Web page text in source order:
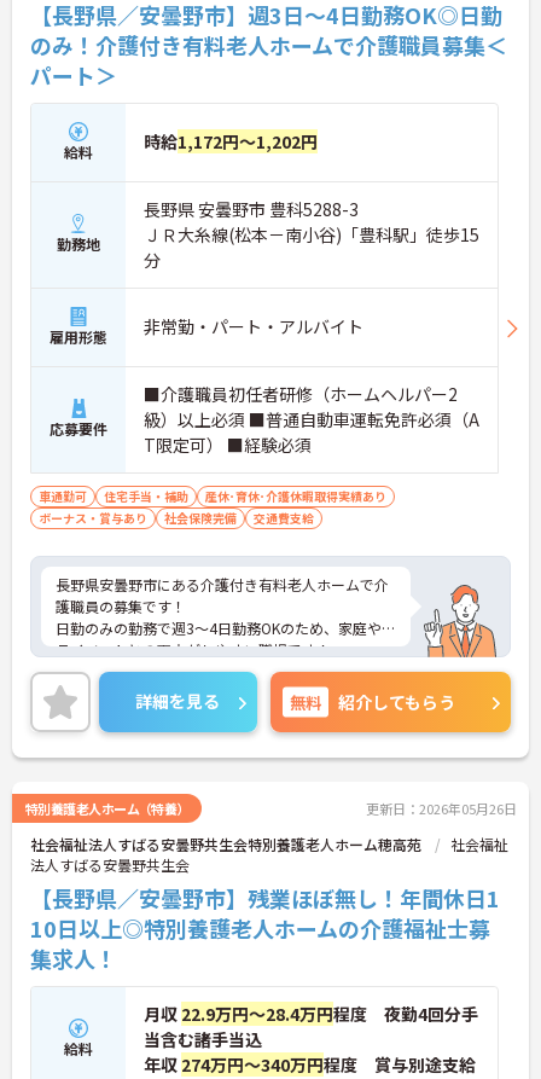
【長野県／安曇野市】週3日～4日勤務OK◎日勤
のみ！介護付き有料老人ホームで介護職員募集＜
パート＞
給料 時給1,172円～1,202円
勤務地
長野県 安曇野市 豊科5288-3
ＪＲ大糸線(松本－南小谷)「豊科駅」徒歩15
分
雇用形態 非常勤・パート・アルバイト
応募要件
■介護職員初任者研修（ホームヘルパー2
級）以上必須 ■普通自動車運転免許必須（A
T限定可） ■経験必須
車通勤可 住宅手当・補助
産休･育休･介護休暇取得実績あり
ボーナス・賞与あり
社会保険完備 交通費支給
長野県安曇野市にある介護付き有料老人ホームで介
護職員の募集です！
日勤のみの勤務で週3～4日勤務OKのため、家庭やプ
ライベートとの両立がしやすい職場です！
また、居住手当や扶養手当などもあり、収入面も安
心してお仕事ができます◎
ご興味ある方は面接ポイントをお伝えしますので、
お気軽にご連絡ください。
詳細を見る 無料 紹介してもらう
特別養護老人ホーム（特養） 更新日：2026年05月26日
社会福祉法人すばる安曇野共生会特別養護老人ホーム穂高苑
社会福祉
法人すばる安曇野共生会
【長野県／安曇野市】残業ほぼ無し！年間休日1
10日以上◎特別養護老人ホームの介護福祉士募
集求人！
給料
月収 22.9万円～28.4万円程度 夜勤4回分手
当含む諸手当込
年収 274万円～340万円程度 賞与別途支給